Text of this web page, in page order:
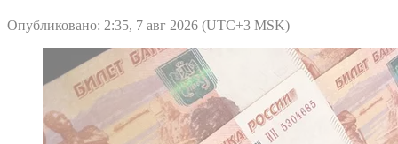
Опубликовано: 2:35, 7 авг 2026 (UTC+3 MSK)